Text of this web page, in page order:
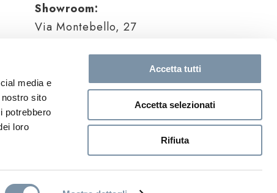
media e
sito
potrebbero
loro
Accetta tutti
Accetta selezionati
Rifiuta
Showroom:
Via Montebello, 27
Metro: Moscova/ Turati
milano@aquaelite.it